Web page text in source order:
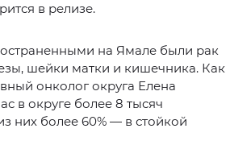
в релизе.
на Ямале были рак
шейки матки и кишечника. Как
онколог округа Елена
в округе более 8 тысяч
них более 60% — в стойкой